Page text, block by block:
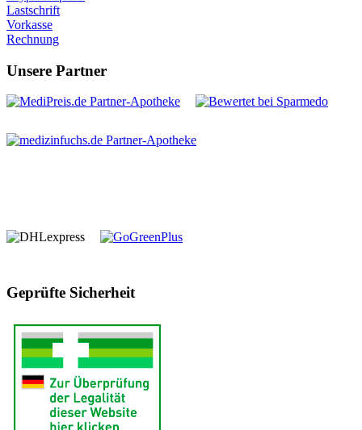
Lastschrift
Vorkasse
Rechnung
Unsere Partner
Geprüfte Sicherheit